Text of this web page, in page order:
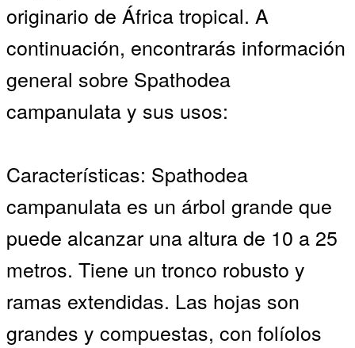
originario de África tropical. A
continuación, encontrarás información
general sobre Spathodea
campanulata y sus usos:
Características: Spathodea
campanulata es un árbol grande que
puede alcanzar una altura de 10 a 25
metros. Tiene un tronco robusto y
ramas extendidas. Las hojas son
grandes y compuestas, con folíolos